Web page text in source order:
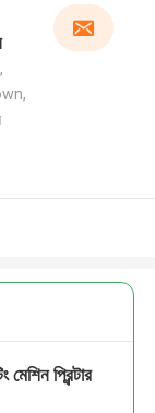
মেশিন প্রিন্টার